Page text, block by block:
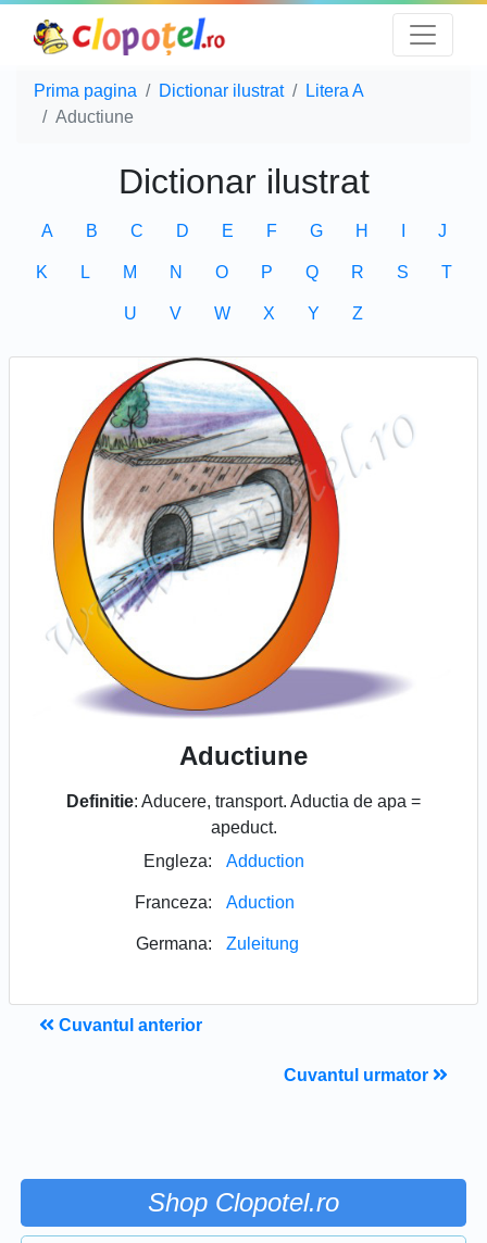
Prima pagina Dictionar ilustrat
Litera A
Aductiune
Dictionar ilustrat
A B C D E F G H J
K L M N O P Q R S T
U V W X Y Z
Aductiune
Definitie: Aducere, transport. Aductia de apa =
apeduct.
Engleza:
Adduction
Franceza: Aduction
Germana: Zuleitung
Cuvantul anterior
Cuvantul urmator
Shop Clopotel.ro